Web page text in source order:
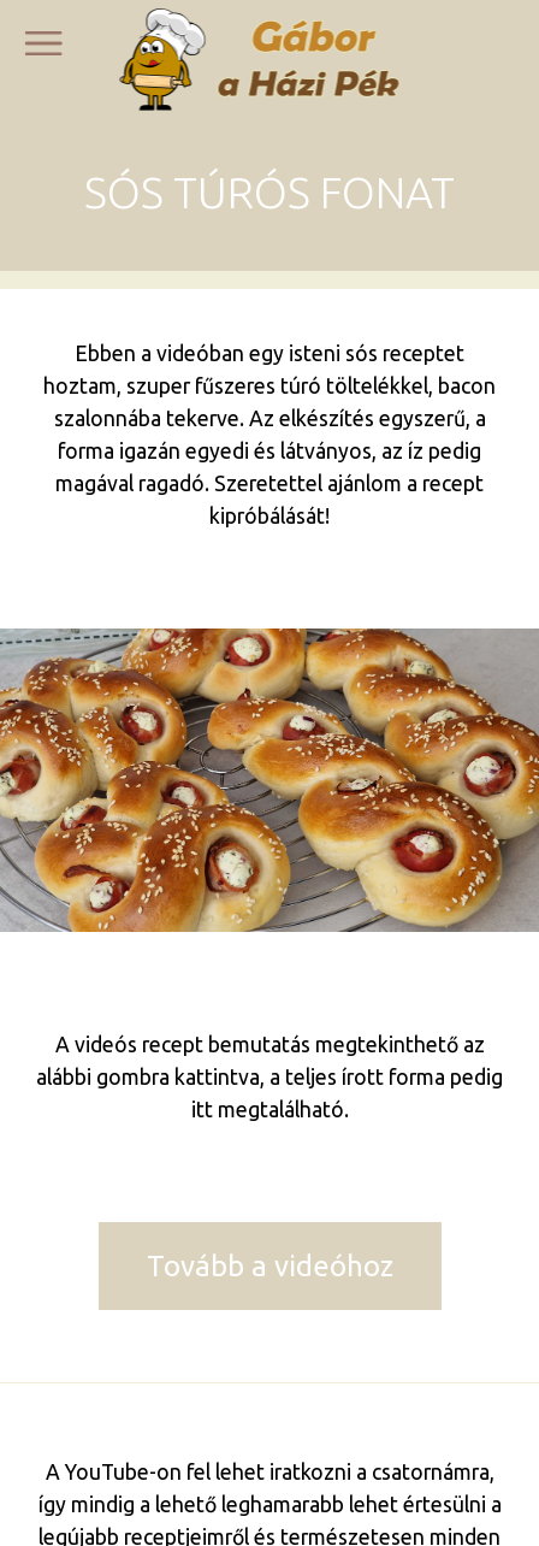
SÓS TÚRÓS FONAT
Ebben a videóban egy isteni sós receptet
hoztam, szuper fűszeres túró töltelékkel, bacon
szalonnába tekerve. Az elkészítés egyszerű, a
forma igazán egyedi és látványos, az íz pedig
magával ragadó. Szeretettel ajánlom a recept
kipróbálását!
A videós recept bemutatás megtekinthető az
alábbi gombra kattintva, a teljes írott forma pedig
itt megtalálható.
Tovább a videóhoz
A YouTube-on fel lehet iratkozni a csatornámra,
így mindig a lehető leghamarabb lehet értesülni a
legújabb receptjeimről és természetesen minden